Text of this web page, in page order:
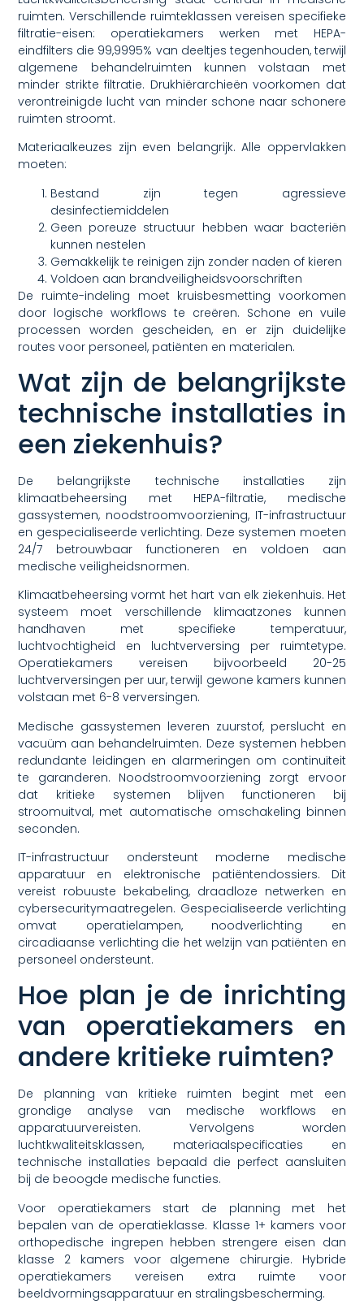
ruimten. Verschillende ruimteklassen vereisen specifieke
filtratie-eisen: operatiekamers werken met HEPA-
eindfilters die 99,9995% van deeltjes tegenhouden, terwijl
algemene behandelruimten kunnen volstaan met
minder strikte filtratie. Drukhiërarchieën voorkomen dat
verontreinigde lucht van minder schone naar schonere
ruimten stroomt.
Materiaalkeuzes zijn even belangrijk. Alle oppervlakken
moeten:
Bestand zijn tegen agressieve
desinfectiemiddelen
Geen poreuze structuur hebben waar bacteriën
kunnen nestelen
Gemakkelijk te reinigen zijn zonder naden of kieren
Voldoen aan brandveiligheidsvoorschriften
De ruimte-indeling moet kruisbesmetting voorkomen
door logische workflows te creëren. Schone en vuile
processen worden gescheiden, en er zijn duidelijke
routes voor personeel, patiënten en materialen.
Wat zijn de belangrijkste
technische installaties in
een ziekenhuis?
De belangrijkste technische installaties zijn
klimaatbeheersing met HEPA-filtratie, medische
gassystemen, noodstroomvoorziening, IT-infrastructuur
en gespecialiseerde verlichting. Deze systemen moeten
24/7 betrouwbaar functioneren en voldoen aan
medische veiligheidsnormen.
Klimaatbeheersing vormt het hart van elk ziekenhuis. Het
systeem moet verschillende klimaatzones kunnen
handhaven met specifieke temperatuur,
luchtvochtigheid en luchtverversing per ruimtetype.
Operatiekamers vereisen bijvoorbeeld 20-25
luchtverversingen per uur, terwijl gewone kamers kunnen
volstaan met 6-8 verversingen.
Medische gassystemen leveren zuurstof, perslucht en
vacuüm aan behandelruimten. Deze systemen hebben
redundante leidingen en alarmeringen om continuïteit
te garanderen. Noodstroomvoorziening zorgt ervoor
dat kritieke systemen blijven functioneren bij
stroomuitval, met automatische omschakeling binnen
seconden.
IT-infrastructuur ondersteunt moderne medische
apparatuur en elektronische patiëntendossiers. Dit
vereist robuuste bekabeling, draadloze netwerken en
cybersecuritymaatregelen. Gespecialiseerde verlichting
omvat operatielampen, noodverlichting en
circadiaanse verlichting die het welzijn van patiënten en
personeel ondersteunt.
Hoe plan je de inrichting
van operatiekamers en
andere kritieke ruimten?
De planning van kritieke ruimten begint met een
grondige analyse van medische workflows en
apparatuurvereisten. Vervolgens worden
luchtkwaliteitsklassen, materiaalspecificaties en
technische installaties bepaald die perfect aansluiten
bij de beoogde medische functies.
Voor operatiekamers start de planning met het
bepalen van de operatieklasse. Klasse 1+ kamers voor
orthopedische ingrepen hebben strengere eisen dan
klasse 2 kamers voor algemene chirurgie. Hybride
operatiekamers vereisen extra ruimte voor
beeldvormingsapparatuur en stralingsbescherming.